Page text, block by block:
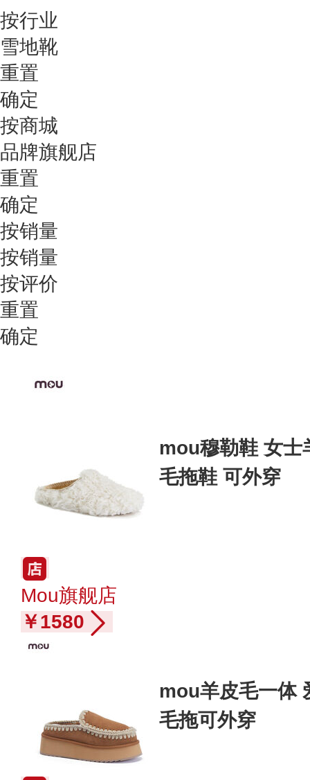
按行业
雪地靴
重置
确定
按商城
品牌旗舰店
重置
确定
按销量
按销量
按评价
重置
确定
mou穆勒鞋 女士
毛拖鞋 可外穿
Mou旗舰店
￥1580
mou羊皮毛一体
毛拖可外穿